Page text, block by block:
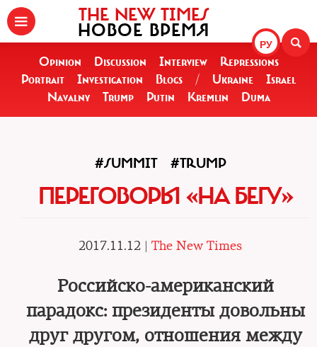
РУ
THE NEW TIMES
НОВОЕ ВРЕМЯ
Opinion Discussion Interview
Repressions
Portrait
Investigation Blogs / Ukraine
Israel
Navalny
Trump Putin Kremlin Duma
#SUMMIT #TRUMP
ПЕРЕГОВОРЫ «НА БЕГУ»
2017.11.12 | The New Times
Российско-американский
парадокс: президенты довольны
друг другом, отношения между